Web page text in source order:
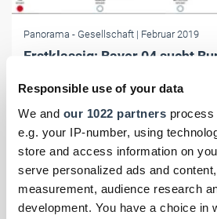
Responsible use of your data
We and our 1022 partners process
e.g. your IP-number, using
store and access information on
serve personalized ads and
measurement, audience research
development. You have a choice in
Panorama - Gesellschaft | Februar 2019
Erstklassig: Bayer 04 sucht
Bayer-Kreuz" an die vielen Fußball-
besten Spieler der Historie können Fans